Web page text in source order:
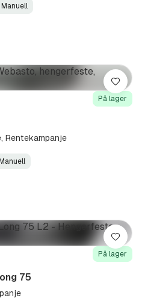
Manuell
På lager
Rentekampanje
Manuell
Lagre
På lager
75
Lagre